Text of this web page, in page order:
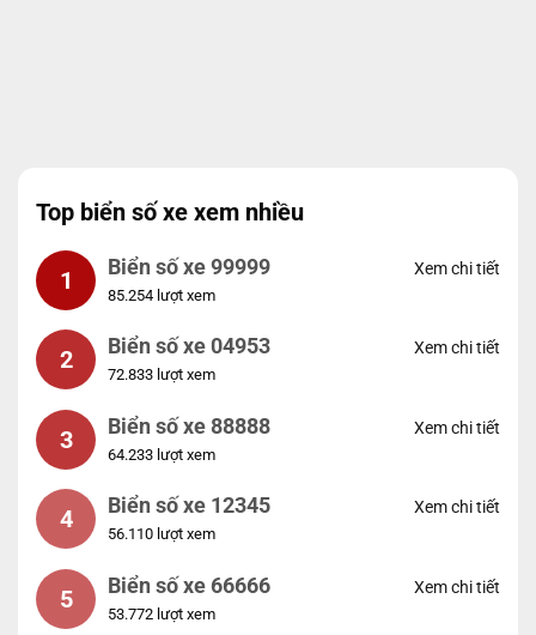
Top biển số xe xem nhiều
1 Biển số xe 99999
85.254 lượt xem
Xem chi tiết
2 Biển số xe 04953
72.833 lượt xem
Xem chi tiết
3 Biển số xe 88888
64.233 lượt xem
Xem chi tiết
4 Biển số xe 12345
56.110 lượt xem
Xem chi tiết
5 Biển số xe 66666
53.772 lượt xem
Xem chi tiết